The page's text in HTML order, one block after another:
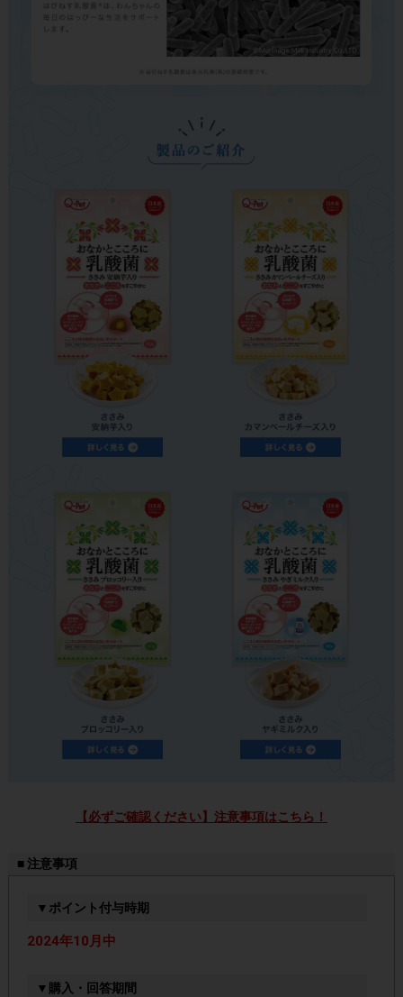
【必ずご確認ください】注意事項はこちら！
■ 注意事項
▼ポイント付与時期
2024年10月中
▼購入・回答期間